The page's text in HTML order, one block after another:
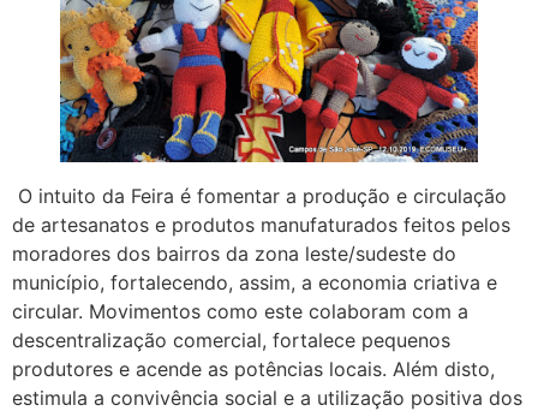
O intuito da Feira é fomentar a produção e circulação
de artesanatos e produtos manufaturados feitos pelos
moradores dos bairros da zona leste/sudeste do
município, fortalecendo, assim, a economia criativa e
circular. Movimentos como este colaboram com a
descentralização comercial, fortalece pequenos
produtores e acende as potências locais. Além disto,
estimula a convivência social e a utilização positiva dos